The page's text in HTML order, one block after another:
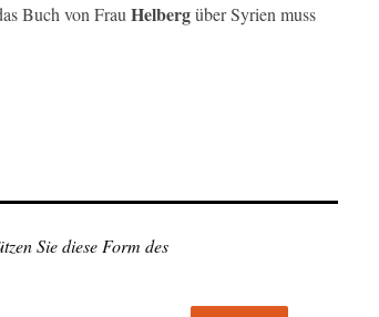
Buch von Frau Helbergüber Syrien muss
Sie diese Form des